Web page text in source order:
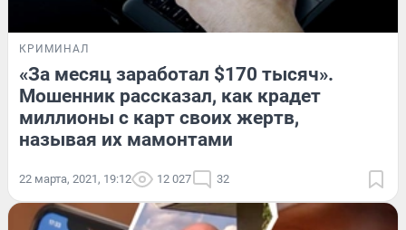
КРИМИНАЛ
«За месяц заработал $170 тысяч».
Мошенник рассказал, как крадет
миллионы с карт своих жертв,
называя их мамонтами
22 марта, 2021, 19:12 12 027 32